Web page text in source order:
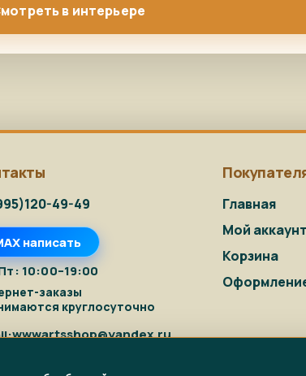
в интерьере
49-49
написать
10:00–19:00
заказы
круглосуточно
wwwartsshop@yandex.ru
Главная
Мой аккаунт
Корзина